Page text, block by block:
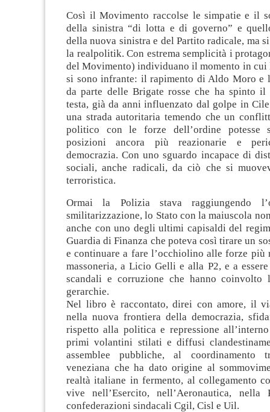
Così il Movimento raccolse le simpatie e il
della sinistra “di lotta e di governo” e
della nuova sinistra e del Partito radicale, ma
la realpolitik. Con estrema semplicità i
del Movimento) individuano il momento in cui
si sono infrante: il rapimento di Aldo Moro e
da parte delle Brigate rosse che ha spinto
testa, già da anni influenzato dal golpe in
una strada autoritaria temendo che un
politico con le forze dell’ordine potesse
posizioni ancora più reazionarie e
democrazia. Con uno sguardo incapace di
sociali, anche radicali, da ciò che si
terroristica.
Ormai la Polizia stava raggiungendo
smilitarizzazione, lo Stato con la maiuscola
anche con uno degli ultimi capisaldi del
Guardia di Finanza che poteva così tirare un
e continuare a fare l’occhiolino alle forze più
massoneria, a Licio Gelli e alla P2, e a
scandali e corruzione che hanno coinvolto
gerarchie.
Nel libro è raccontato, direi con amore, il
nella nuova frontiera della democrazia,
rispetto alla politica e repressione
primi volantini stilati e diffusi
assemblee pubbliche, al coordinamento
veneziana che ha dato origine al
realtà italiane in fermento, al collegamento
vive nell’Esercito, nell’Aeronautica,
confederazioni sindacali Cgil, Cisl e Uil.